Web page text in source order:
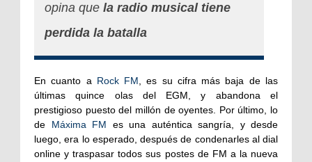
opina que la radio musical tiene
perdida la batalla
En cuanto a Rock FM, es su cifra más baja de las
últimas quince olas del EGM, y abandona el
prestigioso puesto del millón de oyentes. Por último, lo
de Máxima FM es una auténtica sangría, y desde
luego, era lo esperado, después de condenarles al dial
online y traspasar todos sus postes de FM a la nueva